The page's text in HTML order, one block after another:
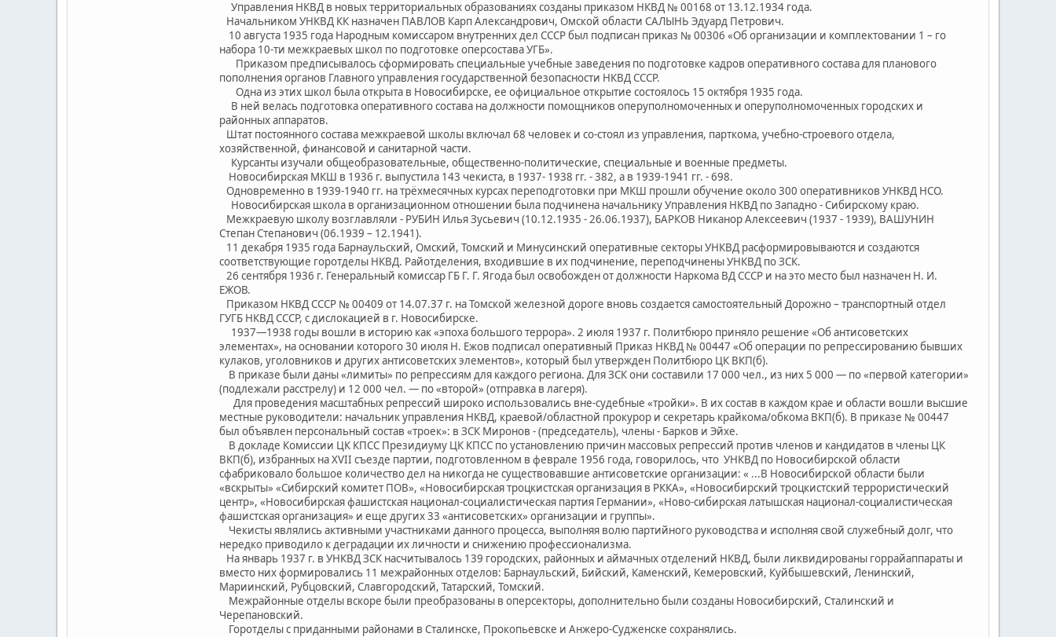
Управления НКВД в новых территориальных образованиях созданы приказом НКВД № 00168 от 13.12.1934 года.
Начальником УНКВД КК назначен ПАВЛОВ Карп Александрович, Омской области САЛЫНЬ Эдуард Петрович.
10 августа 1935 года Народным комиссаром внутренних дел СССР был подписан приказ № 00306 «Об организации и комплектовании 1 – го
набора 10-ти межкраевых школ по подготовке оперсостава УГБ».
Приказом предписывалось сформировать специальные учебные заведения по подготовке кадров оперативного состава для планового
пополнения органов Главного управления государственной безопасности НКВД СССР.
Одна из этих школ была открыта в Новосибирске, ее официальное открытие состоялось 15 октября 1935 года.
В ней велась подготовка оперативного состава на должности помощников оперуполномоченных и оперуполномоченных городских и
районных аппаратов.
Штат постоянного состава межкраевой школы включал 68 человек и со-стоял из управления, парткома, учебно-строевого отдела,
хозяйственной, финансовой и санитарной части.
Курсанты изучали общеобразовательные, общественно-политические, специальные и военные предметы.
Новосибирская МКШ в 1936 г. выпустила 143 чекиста, в 1937- 1938 гг. - 382, а в 1939-1941 гг. - 698.
Одновременно в 1939-1940 гг. на трёхмесячных курсах переподготовки при МКШ прошли обучение около 300 оперативников УНКВД НСО.
Новосибирская школа в организационном отношении была подчинена начальнику Управления НКВД по Западно - Сибирскому краю.
Межкраевую школу возглавляли - РУБИН Илья Зусьевич (10.12.1935 - 26.06.1937), БАРКОВ Никанор Алексеевич (1937 - 1939), ВАШУНИН
Степан Степанович (06.1939 – 12.1941).
11 декабря 1935 года Барнаульский, Омский, Томский и Минусинский оперативные секторы УНКВД расформировываются и создаются
соответствующие горотделы НКВД. Райотделения, входившие в их подчинение, переподчинены УНКВД по ЗСК.
26 сентября 1936 г. Генеральный комиссар ГБ Г. Г. Ягода был освобожден от должности Наркома ВД СССР и на это место был назначен Н. И.
ЕЖОВ.
Приказом НКВД СССР № 00409 от 14.07.37 г. на Томской железной дороге вновь создается самостоятельный Дорожно – транспортный отдел
ГУГБ НКВД СССР, с дислокацией в г. Новосибирске.
1937—1938 годы вошли в историю как «эпоха большого террора». 2 июля 1937 г. Политбюро приняло решение «Об антисоветских
элементах», на основании которого 30 июля Н. Ежов подписал оперативный Приказ НКВД № 00447 «Об операции по репрессированию бывших
кулаков, уголовников и других антисоветских элементов», который был утвержден Политбюро ЦК ВКП(б).
В приказе были даны «лимиты» по репрессиям для каждого региона. Для ЗСК они составили 17 000 чел., из них 5 000 — по «первой категории»
(подлежали расстрелу) и 12 000 чел. — по «второй» (отправка в лагеря).
Для проведения масштабных репрессий широко использовались вне-судебные «тройки». В их состав в каждом крае и области вошли высшие
местные руководители: начальник управления НКВД, краевой/областной прокурор и секретарь крайкома/обкома ВКП(б). В приказе № 00447
был объявлен персональный состав «троек»: в ЗСК Миронов - (председатель), члены - Барков и Эйхе.
В докладе Комиссии ЦК КПСС Президиуму ЦК КПСС по установлению причин массовых репрессий против членов и кандидатов в члены ЦК
ВКП(б), избранных на ХVII съезде партии, подготовленном в феврале 1956 года, говорилось, что УНКВД по Новосибирской области
сфабриковало большое количество дел на никогда не существовавшие антисоветские организации: « ...В Новосибирской области были
«вскрыты» «Сибирский комитет ПОВ», «Новосибирская троцкистская организация в РККА», «Новосибирский троцкистский террористический
центр», «Новосибирская фашистская национал-социалистическая партия Германии», «Ново-сибирская латышская национал-социалистическая
фашистская организация» и еще других 33 «антисоветских» организации и группы».
Чекисты являлись активными участниками данного процесса, выполняя волю партийного руководства и исполняя свой служебный долг, что
нередко приводило к деградации их личности и снижению профессионализма.
На январь 1937 г. в УНКВД ЗСК насчитывалось 139 городских, районных и аймачных отделений НКВД, были ликвидированы горрайаппараты и
вместо них формировались 11 межрайонных отделов: Барнаульский, Бийский, Каменский, Кемеровский, Куйбышевский, Ленинский,
Мариинский, Рубцовский, Славгородский, Татарский, Томский.
Межрайонные отделы вскоре были преобразованы в оперсекторы, дополнительно были созданы Новосибирский, Сталинский и
Черепановский.
Горотделы с приданными районами в Сталинске, Прокопьевске и Анжеро-Судженске сохранялись.